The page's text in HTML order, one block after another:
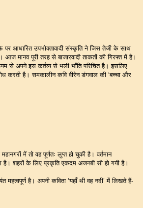
आधारित उपभोक्तावादी संस्कृति ने जिस तेजी के साथ
आज मानव पूरी तरह से बाजारवादी ताकतों की गिरफ्त में है।
से अपने इस कर्तव्य से भली भाँति परिचित है। इसलिए
करती है। समकालीन कवि वीरेन डंगवाल की ‘बच्चा और
में तो वह पूर्णतः लुप्त हो चुकी है। वर्तमान
है। शहरों के लिए प्रकृति एकदम अजनबी सी हो गयी है।
महत्वपूर्ण है। अपनी कविता ‘यहाँ थी वह नदी’ में लिखते हैं-